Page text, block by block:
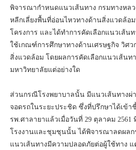
พิจารณากำหนดแนวเส้นทาง กรมทางหล
หลีกเลี่ยงพื้นที่อ่อนไหวทางด้านสิ่งแวดล้อ
โครงการ และได้ทำการคัดเลือกแนวเส้น
ใช้เกณฑ์การศึกษาทางด้านเศรษฐกิจ วิศ
สิ่งแวดล้อม โดยผลการคัดเลือกแนวเส้นท
มหาวิทยาลัยแต่อย่างใด
ส่วนกรณีโรงพยาบาลนั้น มีแนวเส้นทางผ่
จอดรถในระยะประชิด ซึ่งที่ปรึกษาได้เข้า
รพ.ศาลายาแล้วเมื่อวันที่ 29 ตุลาคม
โรงงานและชุมชุนนั้น ได้พิจารณาลดผลก
แนวเส้นทางมีความปลอดภัยต่อผู้ใช้ทาง แ